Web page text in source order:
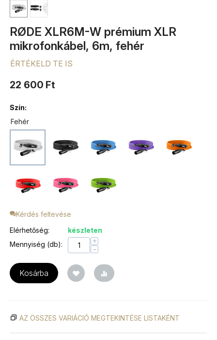
RØDE XLR6M-W prémium XLR
mikrofonkábel, 6m, fehér
ÉRTÉKELD TE IS
22 600 Ft
Szín:
Fehér
Kérdés feltevése
Elérhetőség:
készleten
Mennyiség (db):
+
−
Kosárba
AZ ÖSSZES VARIÁCIÓ MEGTEKINTÉSE LISTAKÉNT